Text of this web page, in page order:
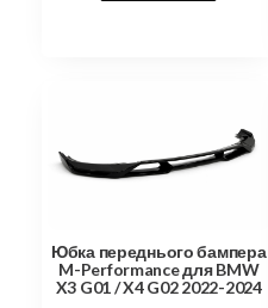
Юбка переднього бампера
M-Performance для BMW
X3 G01 / X4 G02 2022-2024